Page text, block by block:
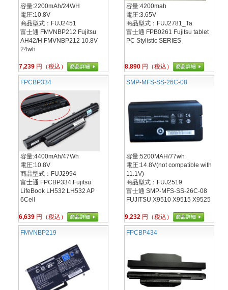
容量:2200mAh/24WH
電圧:10.8V
商品型式：FUJ2451
富士通 FMVNBP212 Fujitsu
AH42/H FMVNBP212 10.8V
24wh
7,239 円（税込）
容量:4200mah
電圧:3.65V
商品型式：FUJ2781_Ta
富士通 FPB0261 Fujitsu tablet
PC Stylistic SERIES
8,890 円（税込）
FPCBP334
容量:4400mAh/47Wh
電圧:10.8V
商品型式：FUJ2994
富士通 FPCBP334 Fujitsu
LifeBook LH532 LH532 AP
6Cell
6,639 円（税込）
SMP-MFS-SS-26C-08
容量:5200MAH/77wh
電圧:14.8V(not compatible with
11.1V)
商品型式：FUJ2519
富士通 SMP-MFS-SS-26C-08
FUJITSU X9510 X9515 X9525
9,232 円（税込）
FMVNBP219 FPCBP434